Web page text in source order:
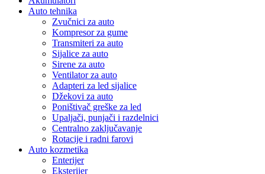
Auto tehnika
Zvučnici za auto
Kompresor za gume
Transmiteri za auto
Sijalice za auto
Sirene za auto
Ventilator za auto
Adapteri za led sijalice
Džekovi za auto
Poništivač greške za led
Upaljači, punjači i razdelnici
Centralno zaključavanje
Rotacije i radni farovi
Auto kozmetika
Enterijer
Eksterijer